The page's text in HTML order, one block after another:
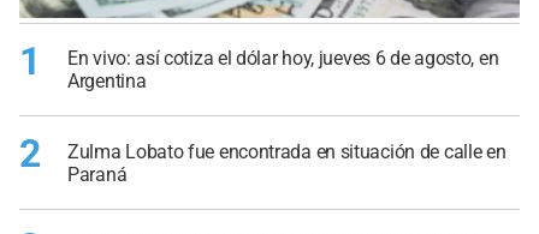
1
En vivo: así cotiza el dólar hoy, jueves 6 de agosto, en
Argentina
2
Zulma Lobato fue encontrada en situación de calle en
Paraná